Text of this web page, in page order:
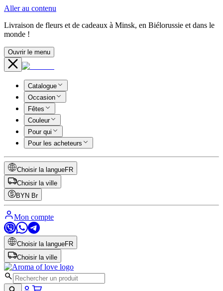
Aller au contenu
Livraison de fleurs et de cadeaux à Minsk, en Biélorussie et dans le
monde !
Ouvrir le menu
Catalogue
Occasion
Fêtes
Couleur
Pour qui
Pour les acheteurs
Choisir la langueFR
Choisir la ville
BYN Br
Mon compte
Choisir la langueFR
Choisir la ville